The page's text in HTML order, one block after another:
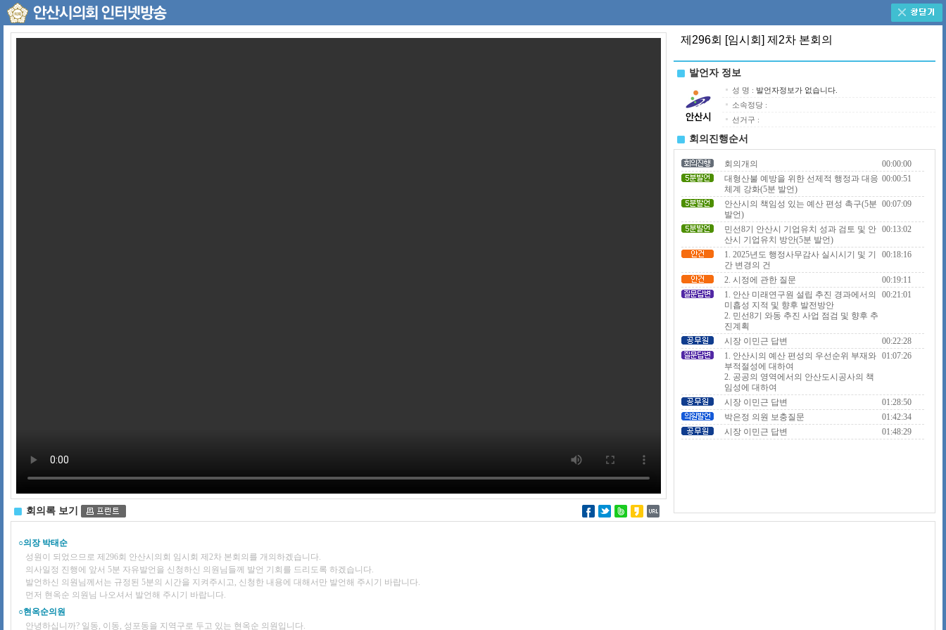
제296회 [임시회] 제2차 본회의
발언자 정보
성 명 : 발언자정보가 없습니다.
소속정당 :
선거구 :
회의진행순서
회의개의
00:00:00
대형산불 예방을 위한 선제적 행정과 대응
체계 강화(5분 발언)
00:00:51
안산시의 책임성 있는 예산 편성 촉구(5분
발언)
00:07:09
민선8기 안산시 기업유치 성과 검토 및 안
산시 기업유치 방안(5분 발언)
00:13:02
1. 2025년도 행정사무감사 실시시기 및 기
간 변경의 건
00:18:16
2. 시정에 관한 질문
00:19:11
1. 안산 미래연구원 설립 추진 경과에서의
미흡성 지적 및 향후 발전방안
2. 민선8기 와동 추진 사업 점검 및 향후 추
진계획
00:21:01
시장 이민근 답변
00:22:28
1. 안산시의 예산 편성의 우선순위 부재와
부적절성에 대하여
2. 공공의 영역에서의 안산도시공사의 책
임성에 대하여
01:07:26
시장 이민근 답변
01:28:50
박은정 의원 보충질문
01:42:34
시장 이민근 답변
01:48:29
회의록 보기
○의장 박태순
성원이 되었으므로 제296회 안산시의회 임시회 제2차 본회의를 개의하겠습니다.
의사일정 진행에 앞서 5분 자유발언을 신청하신 의원님들께 발언 기회를 드리도록 하겠습니다.
발언하신 의원님께서는 규정된 5분의 시간을 지켜주시고, 신청한 내용에 대해서만 발언해 주시기 바랍니다.
먼저 현옥순 의원님 나오셔서 발언해 주시기 바랍니다.
○현옥순의원
안녕하십니까? 일동, 이동, 성포동을 지역구로 두고 있는 현옥순 의원입니다.